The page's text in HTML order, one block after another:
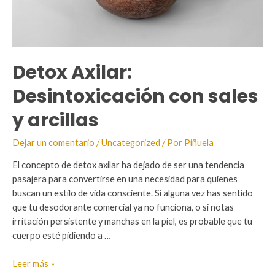
Detox Axilar:
Desintoxicación con sales
y arcillas
Dejar un comentario /Uncategorized / Por Piñuela
El concepto de detox axilar ha dejado de ser una tendencia
pasajera para convertirse en una necesidad para quienes
buscan un estilo de vida consciente. Si alguna vez has sentido
que tu desodorante comercial ya no funciona, o si notas
irritación persistente y manchas en la piel, es probable que tu
cuerpo esté pidiendo a …
Detox
Leer más »